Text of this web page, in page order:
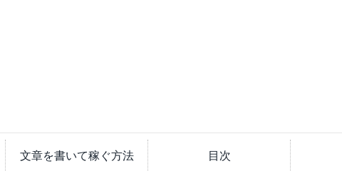
文章を書いて稼ぐ方法 目次